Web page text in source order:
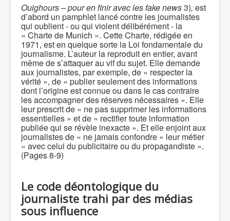
Ouighours – pour en finir avec les fake news3), est
d’abord un pamphlet lancé contre les journalistes
qui oublient - ou qui violent délibérément - la
« Charte de Munich ». Cette Charte, rédigée en
1971, est en quelque sorte la Loi fondamentale du
journalisme. L’auteur la reproduit en entier, avant
même de s’attaquer au vif du sujet. Elle demande
aux journalistes, par exemple, de « respecter la
vérité », de « publier seulement des informations
dont l’origine est connue ou dans le cas contraire
les accompagner des réserves nécessaires ». Elle
leur prescrit de « ne pas supprimer les informations
essentielles » et de « rectifier toute information
publiée qui se révèle inexacte ». Et elle enjoint aux
journalistes de « ne jamais confondre » leur métier
« avec celui du publicitaire ou du propagandiste ».
(Pages 8-9)
Le code déontologique du
journaliste trahi par des médias
sous influence